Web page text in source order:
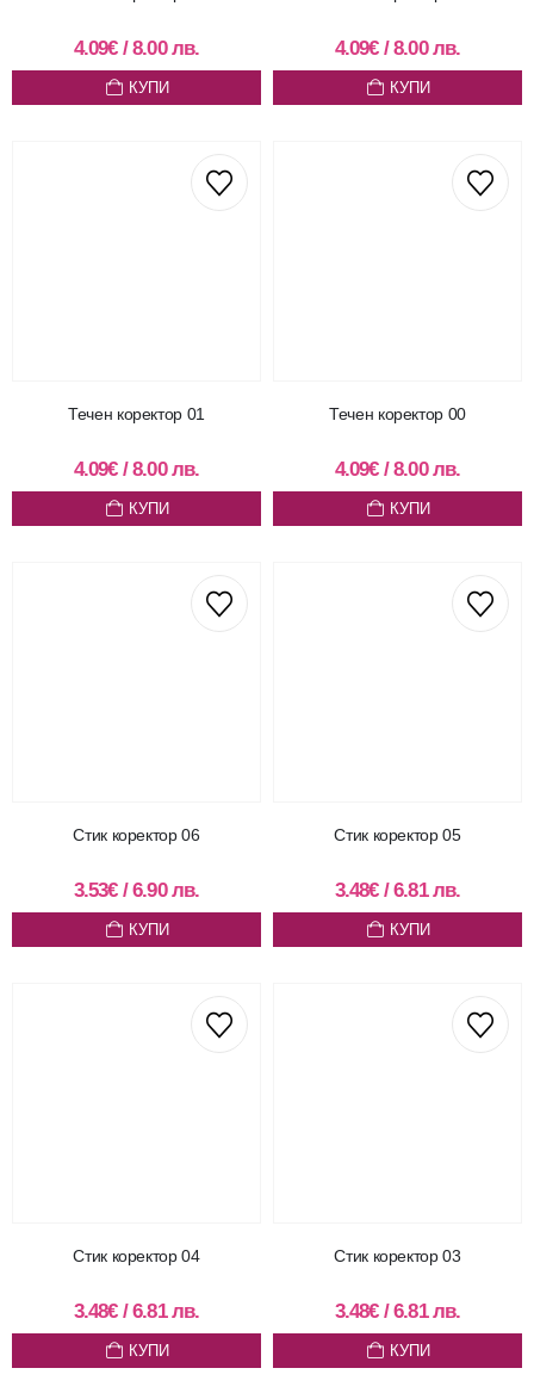
4.09€ /8.00лв.
КУПИ
4.09€ /8.00лв.
КУПИ
Течен коректор 01
4.09€ /8.00лв.
КУПИ
Течен коректор 00
4.09€ /8.00лв.
КУПИ
Стик коректор 06
3.53€ /6.90лв.
КУПИ
Стик коректор 05
3.48€ /6.81лв.
КУПИ
Стик коректор 04
3.48€ /6.81лв.
КУПИ
Стик коректор 03
3.48€ /6.81лв.
КУПИ